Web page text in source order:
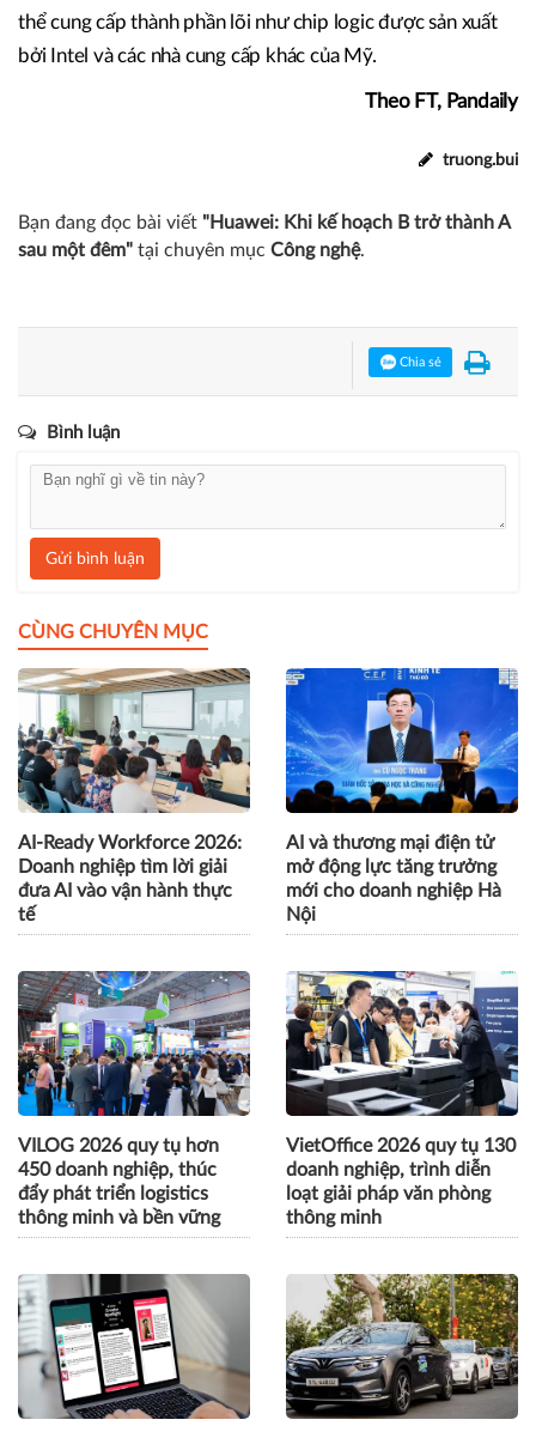
thể cung cấp thành phần lõi như chip logic được sản xuất
bởi Intel và các nhà cung cấp khác của Mỹ.
Theo FT, Pandaily
truong.bui
Bạn đang đọc bài viết "Huawei: Khi kế hoạch B trở thành A
sau một đêm" tại chuyên mục Công nghệ.
Chia sẻ
Bình luận
Gửi bình luận
CÙNG CHUYÊN MỤC
AI-Ready Workforce 2026:
Doanh nghiệp tìm lời giải
đưa AI vào vận hành thực
tế
AI và thương mại điện tử
mở động lực tăng trưởng
mới cho doanh nghiệp Hà
Nội
VILOG 2026 quy tụ hơn
450 doanh nghiệp, thúc
đẩy phát triển logistics
thông minh và bền vững
VietOffice 2026 quy tụ 130
doanh nghiệp, trình diễn
loạt giải pháp văn phòng
thông minh